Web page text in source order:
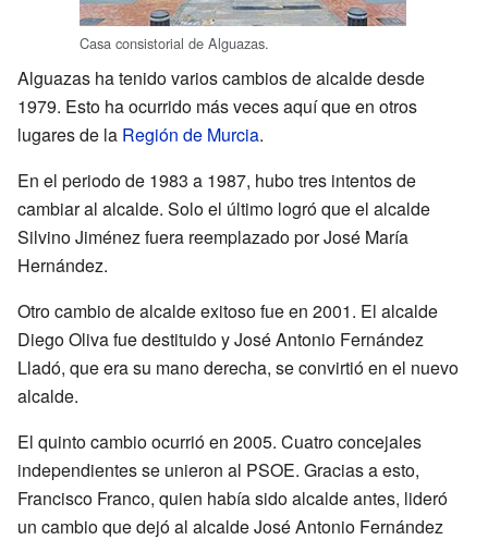
Casa consistorial de Alguazas.
Alguazas ha tenido varios cambios de alcalde desde
1979. Esto ha ocurrido más veces aquí que en otros
lugares de la Región de Murcia.
En el periodo de 1983 a 1987, hubo tres intentos de
cambiar al alcalde. Solo el último logró que el alcalde
Silvino Jiménez fuera reemplazado por José María
Hernández.
Otro cambio de alcalde exitoso fue en 2001. El alcalde
Diego Oliva fue destituido y José Antonio Fernández
Lladó, que era su mano derecha, se convirtió en el nuevo
alcalde.
El quinto cambio ocurrió en 2005. Cuatro concejales
independientes se unieron al PSOE. Gracias a esto,
Francisco Franco, quien había sido alcalde antes, lideró
un cambio que dejó al alcalde José Antonio Fernández